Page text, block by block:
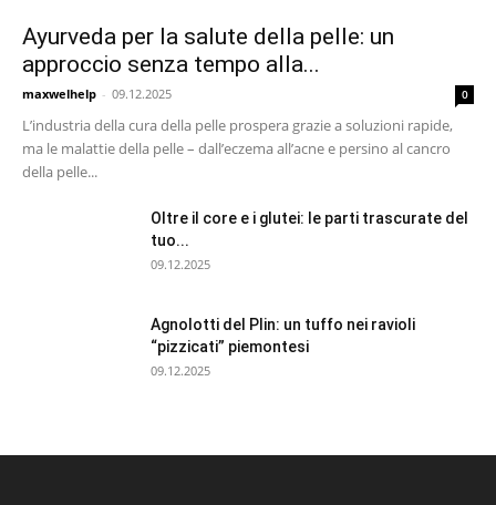
Ayurveda per la salute della pelle: un
approccio senza tempo alla...
maxwelhelp - 09.12.2025 0
L’industria della cura della pelle prospera grazie a soluzioni rapide,
ma le malattie della pelle – dall’eczema all’acne e persino al cancro
della pelle...
Oltre il core e i glutei: le parti trascurate del
tuo...
09.12.2025
Agnolotti del Plin: un tuffo nei ravioli
“pizzicati” piemontesi
09.12.2025